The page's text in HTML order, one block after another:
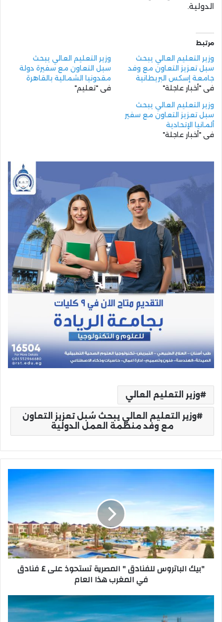
الدولية.
مرتبط
وزير التعليم العالي يبحث
سبل تعزيز التعاون مع وفد
جامعة إسكس البريطانية
في "أخبار عاجلة"
وزير التعليم العالي يبحث
سبل التعاون مع سفيرة دولة
مقدونيا الشمالية بالقاهرة
في "تعليم"
وزير التعليم العالي يبحث
سبل تعزيز التعاون مع سفير
ألمانيا الإتحادية
في "أخبار عاجلة"
وزير التعليم العالي
وزير التعليم العالي يبحث سُبل تعزيز التعاون
مع وفد منظمة العمل الدولية
"بيك
"
تستحوذ
على
٤
فنادق
في
العام
"بيك الباتروس للفنادق " المصرية تستحوذ على ٤ فنادق
في المغرب هذا العام
منظومة
النقل